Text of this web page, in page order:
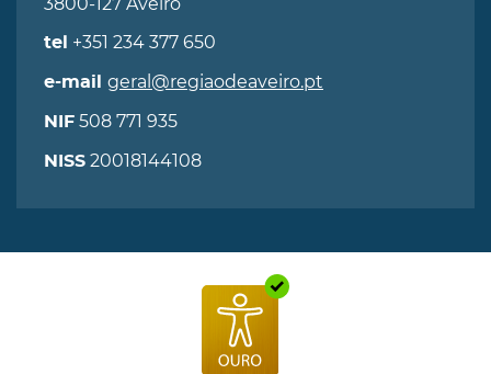
tel +351 234 377 650
e-mail geral@regiaodeaveiro.pt
NIF 508 771 935
NISS 20018144108